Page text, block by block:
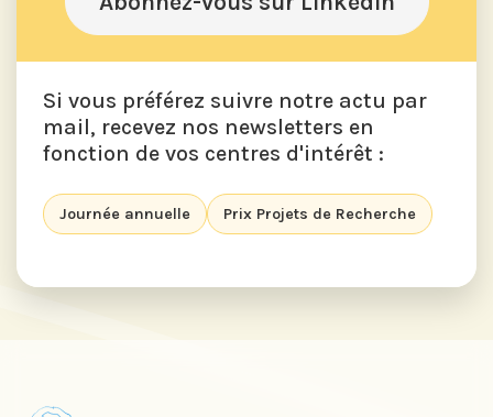
Si vous préférez suivre notre actu par
mail, recevez nos newsletters en
fonction de vos centres d'intérêt :
Journée annuelle Prix Projets de Recherche